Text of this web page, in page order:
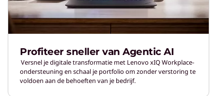
Profiteer sneller van Agentic AI
Versnel je digitale transformatie met Lenovo xIQ Workplace-
ondersteuning en schaal je portfolio om zonder verstoring te
voldoen aan de behoeften van je bedrijf.